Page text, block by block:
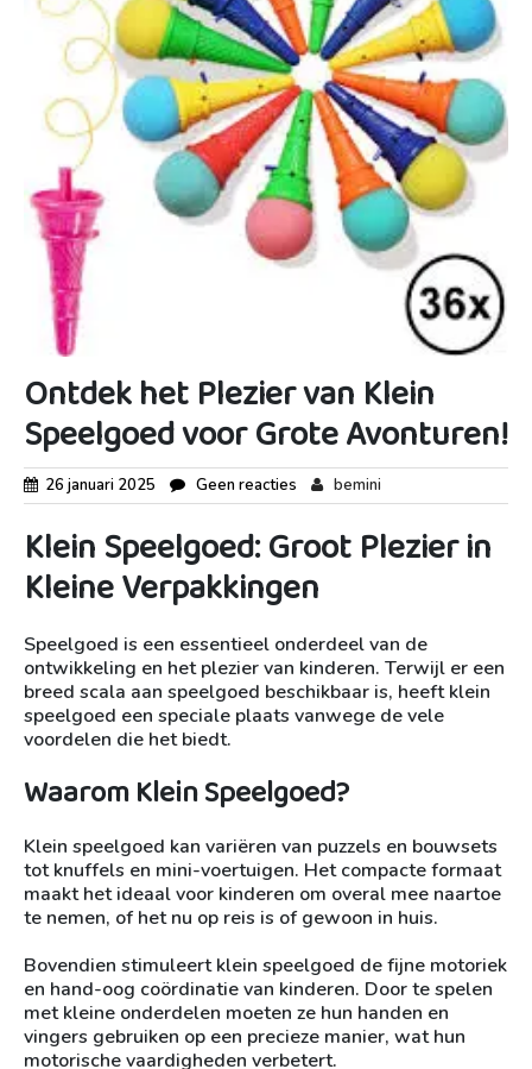
Ontdek het Plezier van Klein
Speelgoed voor Grote Avonturen!
26 januari 2025 Geen reacties bemini
Klein Speelgoed: Groot Plezier in
Kleine Verpakkingen
Speelgoed is een essentieel onderdeel van de
ontwikkeling en het plezier van kinderen. Terwijl er een
breed scala aan speelgoed beschikbaar is, heeft klein
speelgoed een speciale plaats vanwege de vele
voordelen die het biedt.
Waarom Klein Speelgoed?
Klein speelgoed kan variëren van puzzels en bouwsets
tot knuffels en mini-voertuigen. Het compacte formaat
maakt het ideaal voor kinderen om overal mee naartoe
te nemen, of het nu op reis is of gewoon in huis.
Bovendien stimuleert klein speelgoed de fijne motoriek
en hand-oog coördinatie van kinderen. Door te spelen
met kleine onderdelen moeten ze hun handen en
vingers gebruiken op een precieze manier, wat hun
motorische vaardigheden verbetert.